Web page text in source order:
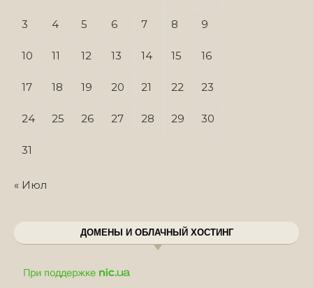
3 4 5 6 7 8 9
10 11 12 13 14 15 16
17 18 19 20 21 22 23
24 25 26 27 28 29 30
31
« Июл
ДОМЕНЫ И ОБЛАЧНЫЙ ХОСТИНГ